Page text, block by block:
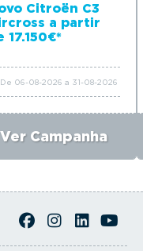
Citroën C3
a partir
17.150€*
De 06-08-2026 a 31-08-2026
Ver Campanha